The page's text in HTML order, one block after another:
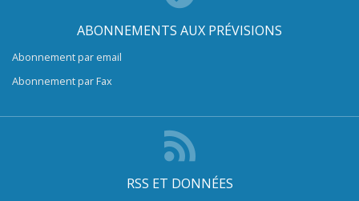
ABONNEMENTS AUX PRÉVISIONS
Abonnement par email
Abonnement par Fax
RSS ET DONNÉES